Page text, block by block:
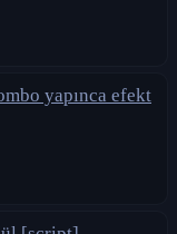
yapınca efekt